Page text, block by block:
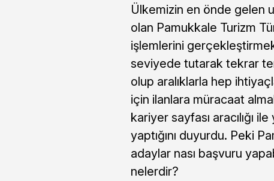
Ülkemizin en önde gelen
olan Pamukkale Turizm
işlemlerini
seviyede tutarak tekrar
olup aralıklarla hep
için ilanlara müracaat
kariyer sayfası aracılığı
yaptığını duyurdu. Peki
adaylar nası başvuru
nelerdir?